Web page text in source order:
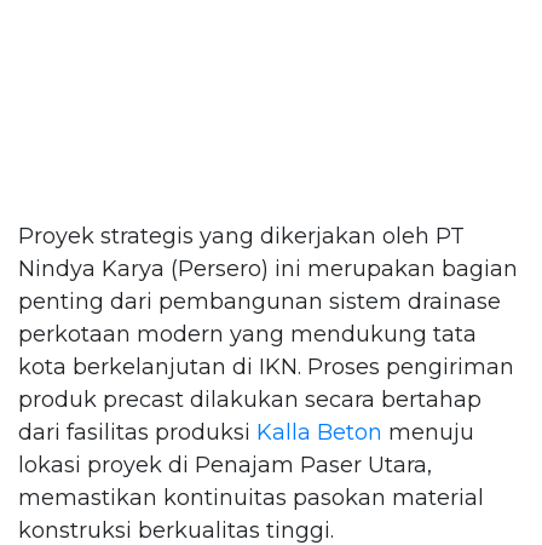
Proyek strategis yang dikerjakan oleh PT
Nindya Karya (Persero) ini merupakan bagian
penting dari pembangunan sistem drainase
perkotaan modern yang mendukung tata
kota berkelanjutan di IKN. Proses pengiriman
produk precast dilakukan secara bertahap
dari fasilitas produksi Kalla Beton menuju
lokasi proyek di Penajam Paser Utara,
memastikan kontinuitas pasokan material
konstruksi berkualitas tinggi.